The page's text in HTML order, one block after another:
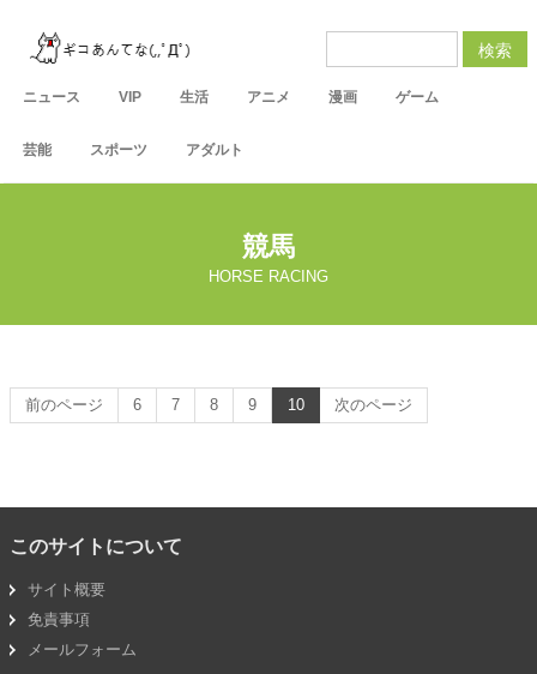
ニュース VIP 生活 アニメ 漫画 ゲーム
芸能 スポーツ アダルト
検索
競馬
HORSE RACING
前のページ 6 7 8 9 10 次のページ
このサイトについて
サイト概要
免責事項
メールフォーム